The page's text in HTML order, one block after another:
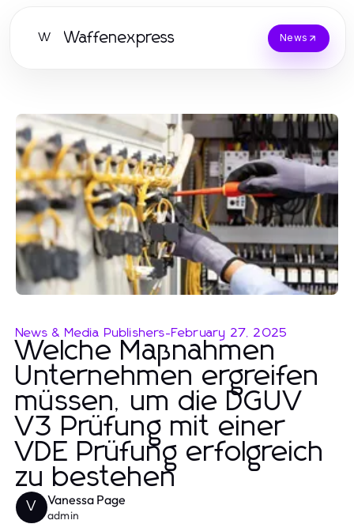
W Waffenexpress News
News & Media Publishers-February 27, 2025
Welche Maßnahmen
Unternehmen ergreifen
müssen, um die DGUV
V3 Prüfung mit einer
VDE Prüfung erfolgreich
zu bestehen
V Vanessa Page
admin